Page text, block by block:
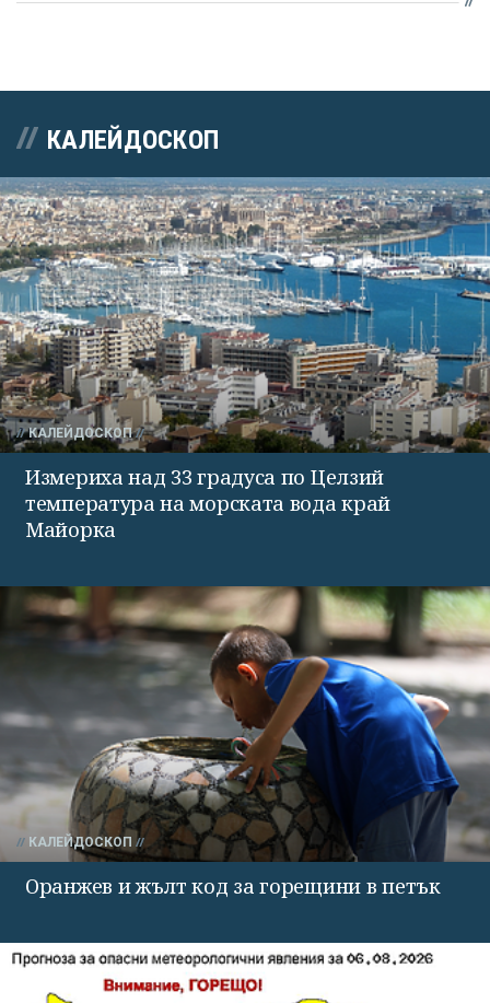
КАЛЕЙДОСКОП
КАЛЕЙДОСКОП
Измериха над 33 градуса по Целзий
температура на морската вода край
Майорка
КАЛЕЙДОСКОП
Оранжев и жълт код за горещини в петък